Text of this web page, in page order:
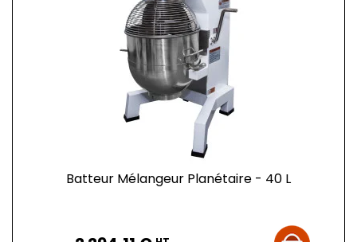
Batteur Mélangeur Planétaire - 40 L